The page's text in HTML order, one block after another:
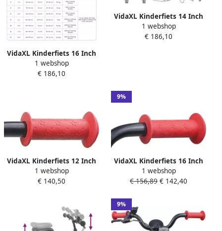
VidaXL Kinderfiets 16 Inch
voor 4-6 jaar oud Rood
1 webshop
€ 186,10
VidaXL Kinderfiets 14 Inch
voor 3-5 jaar oud Rood
1 webshop
€ 186,10
VidaXL Kinderfiets 12 Inch
voor 2-4 jaar oud Rood
1 webshop
€ 140,50
9%
VidaXL Kinderfiets 16 Inch
voor 4-6 jaar oud Rood
1 webshop
€ 156,89 € 142,40
9%